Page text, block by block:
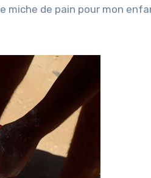
miche de pain pour mon